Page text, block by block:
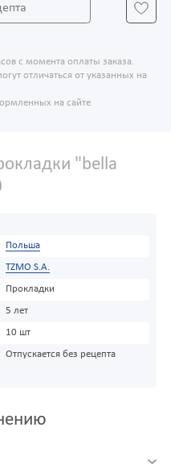
с момента оплаты заказа.
отличаться от указанных на
на сайте
"bella
Польша
TZMO S.A.
Прокладки
5 лет
10 шт
Отпускается без рецепта